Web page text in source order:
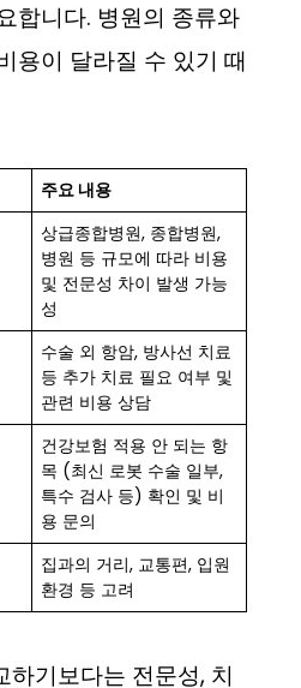
합니다. 병원의 종류와
용이 달라질 수 있기 때
주요 내용
상급종합병원, 종합병원,
병원 등 규모에 따라 비용
및 전문성 차이 발생 가능
성
수술 외 항암, 방사선 치료
등 추가 치료 필요 여부 및
관련 비용 상담
건강보험 적용 안 되는 항
목 (최신 로봇 수술 일부,
특수 검사 등) 확인 및 비
용 문의
집과의 거리, 교통편, 입원
환경 등 고려
하기보다는 전문성, 치